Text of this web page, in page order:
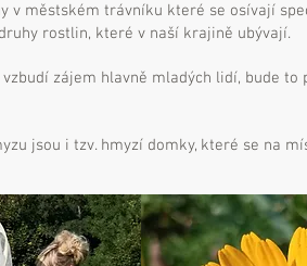
v městském trávníku které se osívají
rostlin, které v naší krajině ubývají.
zájem hlavně mladých lidí, bude
jsou i tzv. hmyzí domky, které se na